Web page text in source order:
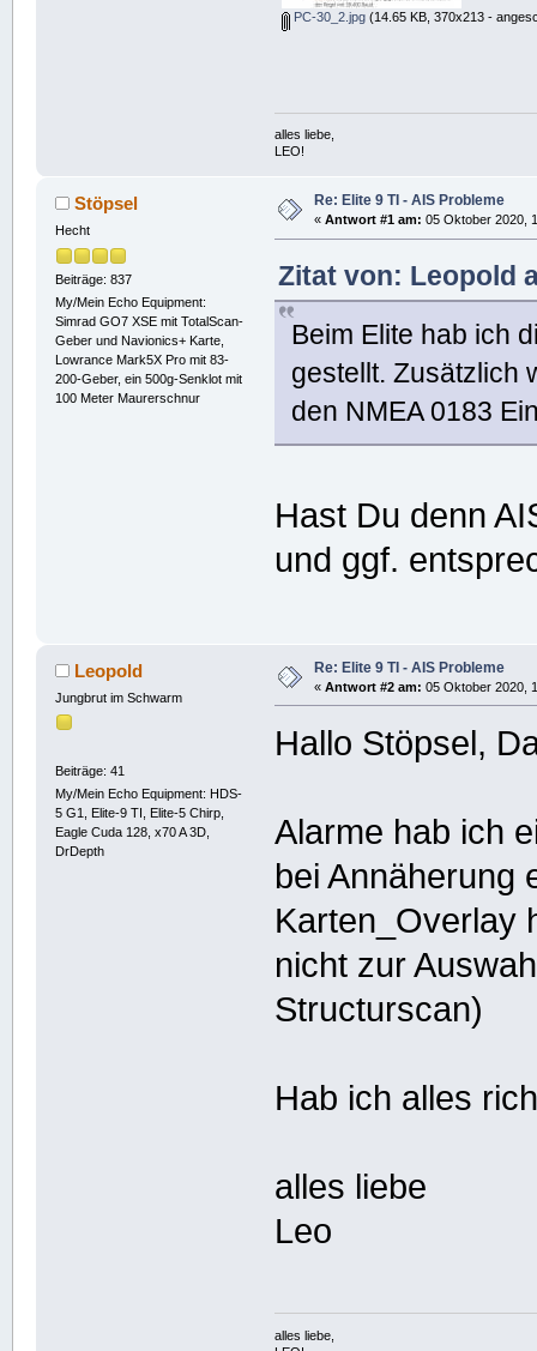
PC-30_2.jpg(14.65 KB, 370x213 -
alles liebe,
LEO!
Stöpsel
Hecht
Beiträge: 837
My/Mein Echo Equipment:
Simrad GO7 XSE mit TotalScan-
Geber und Navionics+ Karte,
Lowrance Mark5X Pro mit 83-
200-Geber, ein 500g-Senklot mit
100 Meter Maurerschnur
Re: Elite 9 TI - AIS Probleme
« Antwort #1 am: 05 Oktober 2020,
Zitat von: Leopold
Beim Elite hab ich
gestellt. Zusätzlich
den NMEA 0183
Hast Du denn
und ggf.
Leopold
Jungbrut im Schwarm
Beiträge: 41
My/Mein Echo Equipment: HDS-
5 G1, Elite-9 TI, Elite-5 Chirp,
Eagle Cuda 128, x70 A 3D,
DrDepth
Re: Elite 9 TI - AIS Probleme
« Antwort #2 am: 05 Oktober 2020,
Hallo Stöpsel,
Alarme hab ich
bei Annäherung
Karten_Overlay
nicht zur
Structurscan)
Hab ich alles
alles liebe
Leo
alles liebe,